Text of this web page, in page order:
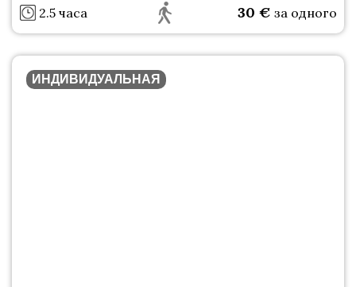
2.5 часа 30 € за одного
ИНДИВИДУАЛЬНАЯ